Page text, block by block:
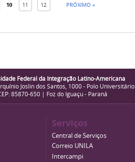
10 11 12 PRÓXIMO »
Federal da Integração Latino-Americana
Joslin dos Santos, 1000 - Polo Universitário
85870-650 | Foz do Iguaçu - Paraná
Serviços
Central de Serviços
Correio UNILA
Intercampi